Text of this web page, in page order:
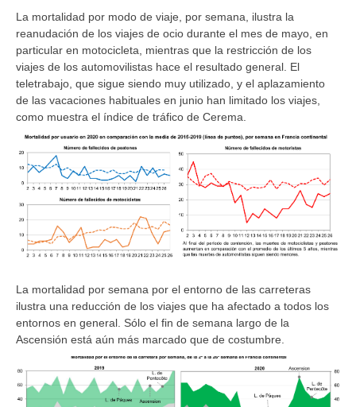
La mortalidad por modo de viaje, por semana, ilustra la
reanudación de los viajes de ocio durante el mes de mayo, en
particular en motocicleta, mientras que la restricción de los
viajes de los automovilistas hace el resultado general. El
teletrabajo, que sigue siendo muy utilizado, y el aplazamiento
de las vacaciones habituales en junio han limitado los viajes,
como muestra el índice de tráfico de Cerema.
La mortalidad por semana por el entorno de las carreteras
ilustra una reducción de los viajes que ha afectado a todos los
entornos en general. Sólo el fin de semana largo de la
Ascensión está aún más marcado que de costumbre.